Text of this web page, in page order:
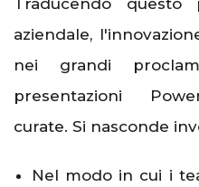
Traducendo
aziendale,
nei grandi
presentazioni
curate. Si nasconde
Nel modo in cui i